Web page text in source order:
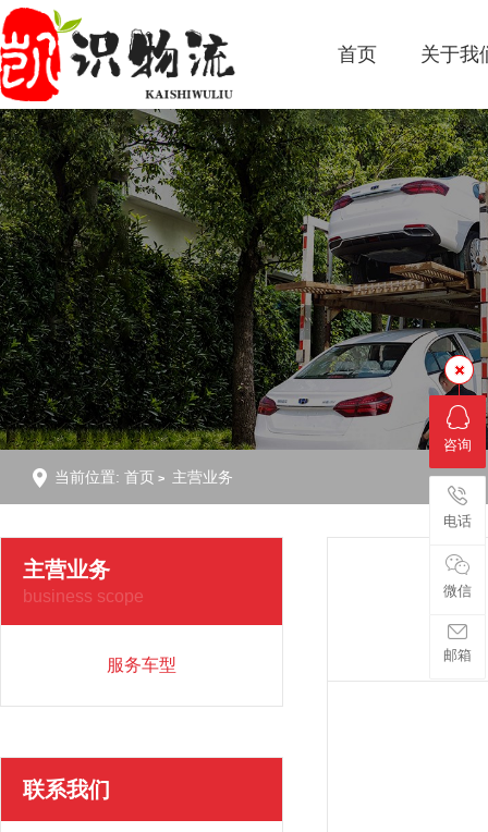
首页 关于我
当前位置: 首页 主营业务
主营业务
business scope
服务车型
联系我们
咨询
电话
微信
邮箱